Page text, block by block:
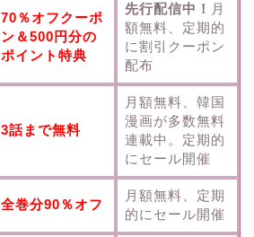
70％オフクーポ
ン＆500円分の
ポイント特典
先行配信中！ 月
額無料、定期的
に割引クーポン
配布
3話まで無料
月額無料、韓国
漫画が多数無料
連載中。定期的
にセール開催
全巻分90％オフ
月額無料、定期
的にセール開催